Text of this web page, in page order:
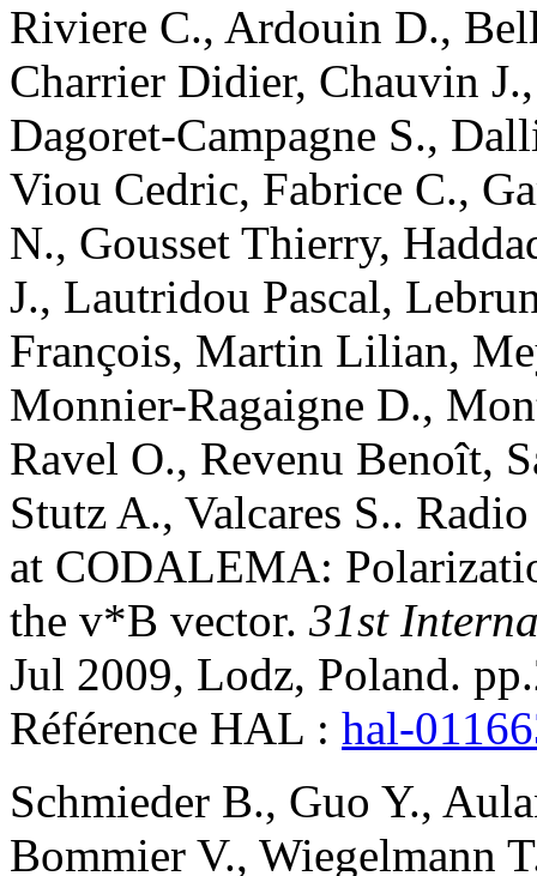
Riviere C., Ardouin D.,
Charrier Didier, Chauvin J.
Dagoret-Campagne S.,
Viou Cedric, Fabrice C.,
N., Gousset Thierry,
J., Lautridou Pascal,
François, Martin Lilian,
Monnier-Ragaigne D.,
Ravel O., Revenu Benoît,
Stutz A., Valcares S..
at CODALEMA:
the v*B vector. 31st
Jul 2009, Lodz, Poland.
Référence HAL : hal-
Schmieder B., Guo Y.,
Bommier V., Wiegelmann